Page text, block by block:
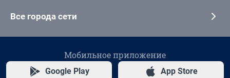
Все города сети
Мобильное приложение
Google Play App Store